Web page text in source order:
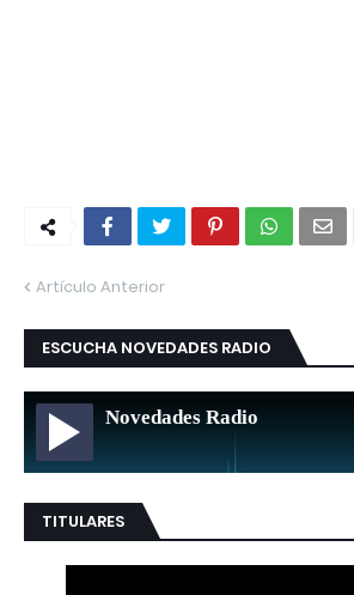
Artículo Anterior
ESCUCHA NOVEDADES RADIO
Novedades Radio
TITULARES